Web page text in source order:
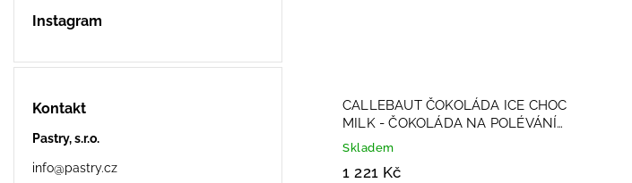
Instagram
Kontakt
Pastry, s.r.o.
info@pastry.cz
CALLEBAUT ČOKOLÁDA ICE CHOC
MILK - ČOKOLÁDA NA POLÉVÁNÍ
2,5kg
Skladem
1 221 Kč